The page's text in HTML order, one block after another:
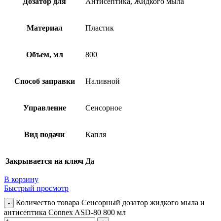
Материал Пластик
Объем, мл 800
Способ заправки Наливной
Управление Сенсорное
Вид подачи Капля
Закрывается на ключ Да
В корзину
Быстрый просмотр
Количество товара Сенсорный дозатор жидкого мыла и
антисептика Connex ASD-80 800 мл